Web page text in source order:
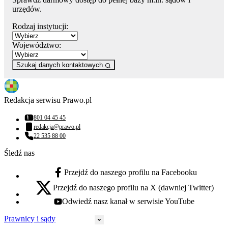
urzędów.
Rodzaj instytucji:
Województwo:
Szukaj danych kontaktowych
Redakcja serwisu Prawo.pl
Numer telefonu:
801 04 45 45
Adres email:
redakcja@prawo.pl
Numer telefonu:
22 535 88 00
Śledź nas
facebook - otwiera się w nowej karcie
Przejdź do naszego profilu na Facebooku
x - otwiera się w nowej karcie
Przejdź do naszego profilu na X (dawniej Twitter)
youtube - otwiera się w nowej karcie
Odwiedź nasz kanał w serwisie YouTube
Prawnicy i sądy